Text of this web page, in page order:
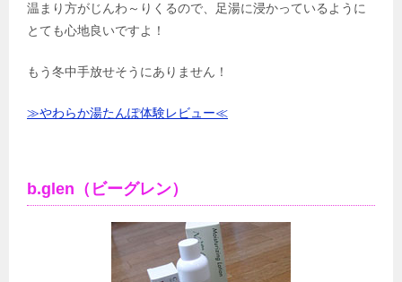
温まり方がじんわ～りくるので、足湯に浸かっているように
とても心地良いですよ！
もう冬中手放せそうにありません！
≫やわらか湯たんぽ体験レビュー≪
b.glen（ビーグレン）